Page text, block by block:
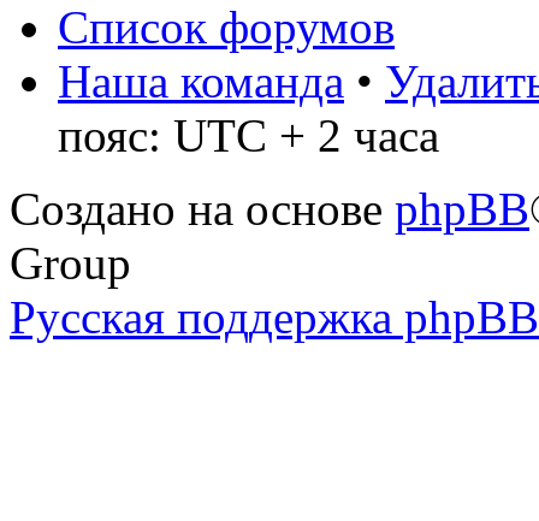
Список форумов
Наша команда •
пояс: UTC + 2 часа
Создано на основе phpBB
Group
Русская поддержка phpBB